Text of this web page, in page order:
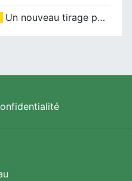
Un nouveau tirage pour le Docu-BD